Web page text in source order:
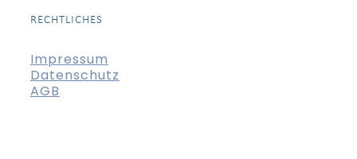
RECHTLICHES
Impressum
Datenschutz
AGB